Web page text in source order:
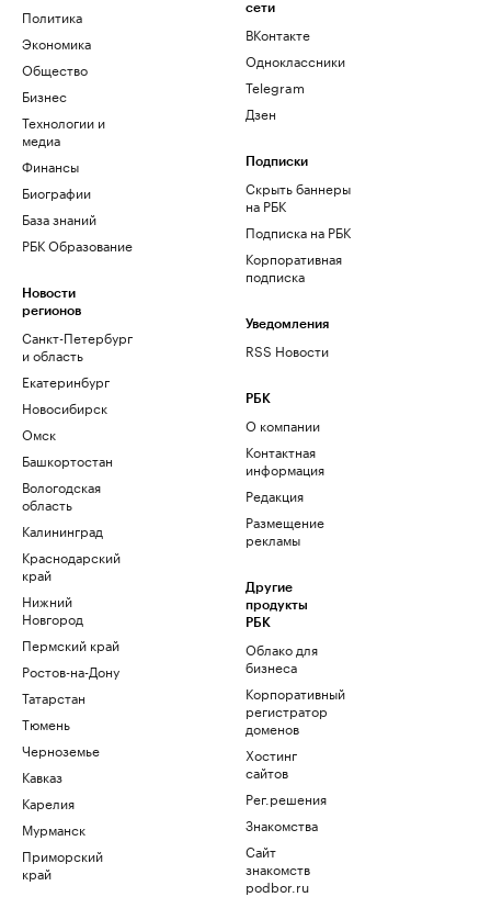
Политика
Экономика
Общество
Бизнес
Технологии и
медиа
Финансы
Биографии
База знаний
РБК Образование
Новости
регионов
Санкт-Петербург
и область
Екатеринбург
Новосибирск
Омск
Башкортостан
Вологодская
область
Калининград
Краснодарский
край
Нижний
Новгород
Пермский край
Ростов-на-Дону
Татарстан
Тюмень
Черноземье
Кавказ
Карелия
Мурманск
Приморский
край
сети
ВКонтакте
Одноклассники
Telegram
Дзен
Подписки
Скрыть баннеры
на РБК
Подписка на РБК
Корпоративная
подписка
Уведомления
RSS Новости
РБК
О компании
Контактная
информация
Редакция
Размещение
рекламы
Другие
продукты
РБК
Облако для
бизнеса
Корпоративный
регистратор
доменов
Хостинг
сайтов
Рег.решения
Знакомства
Сайт
знакомств
podbor.ru